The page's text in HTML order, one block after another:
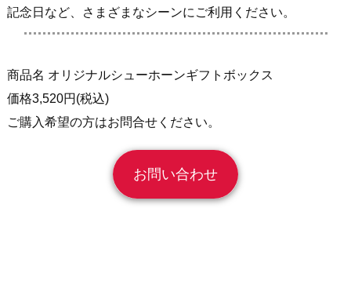
記念日など、さまざまなシーンにご利用ください。
商品名 オリジナルシューホーンギフトボックス
価格3,520円(税込)
ご購入希望の方はお問合せください。
お問い合わせ